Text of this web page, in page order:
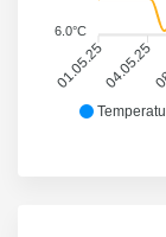
01.05.2504.05.25
6.0°C